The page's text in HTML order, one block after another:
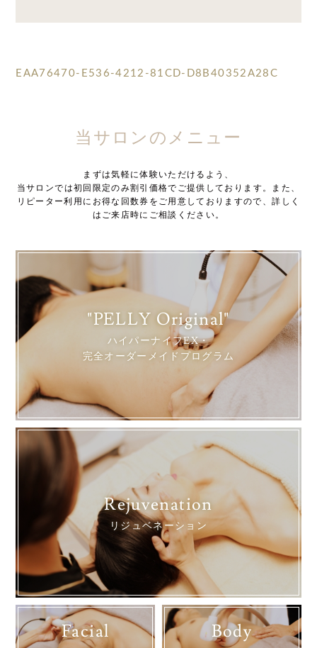
EAA76470-E536-4212-81CD-D8B40352A28C
当サロンのメニュー
まずは気軽に体験いただけるよう、
当サロンでは初回限定のみ割引価格でご提供しております。また、
リピーター利用にお得な回数券をご用意しておりますので、詳しく
はご来店時にご相談ください。
"PELLY Original"
ハイパーナイフEX・
完全オーダーメイドプログラム
Rejuvenation
リジュベネーション
Facial Body